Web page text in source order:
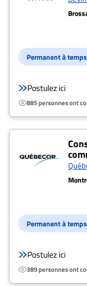
Permanent à
Postulez ici
885 personnes ont
Permanent à
Postulez ici
389 personnes ont